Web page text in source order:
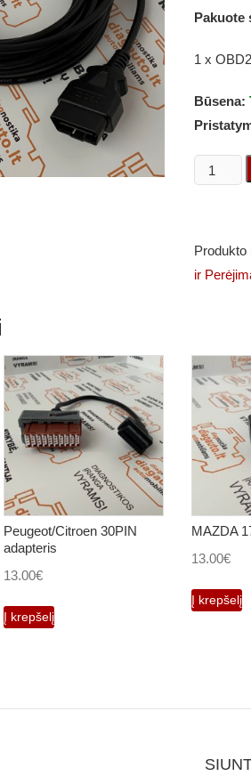
Pakuote
1 x
Būsena:
produkto
kiekis:
Produkto
ir
Peugeot/Citroen 30PIN
adapteris
13.00€
Į krepšelį
MAZDA
13.00€
Į krepšelį